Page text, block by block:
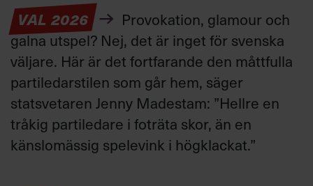
VAL 2026
Provokation, glamour och
galna utspel? Nej, det är inget för svenska
väljare. Här är det fortfarande den måttfulla
partiledarstilen som går hem, säger
statsvetaren Jenny Madestam: ”Hellre en
tråkig partiledare i foträta skor, än en
känslomässig spelevink i högklackat.”